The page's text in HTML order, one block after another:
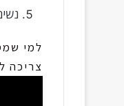
למי
צריכה